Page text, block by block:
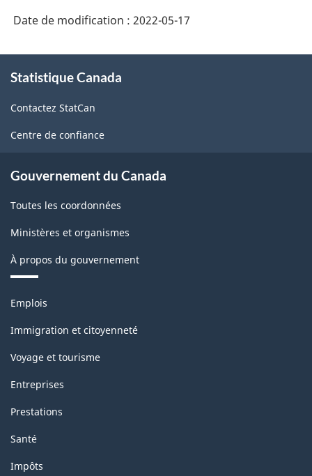
Date de modification : 2022-05-17
propos
ce
site
Statistique Canada
Contactez StatCan
Centre de confiance
Gouvernement du Canada
Toutes les coordonnées
Ministères et organismes
À propos du gouvernement
Thèmes
sujets
Emplois
Immigration et citoyenneté
Voyage et tourisme
Entreprises
Prestations
Santé
Impôts